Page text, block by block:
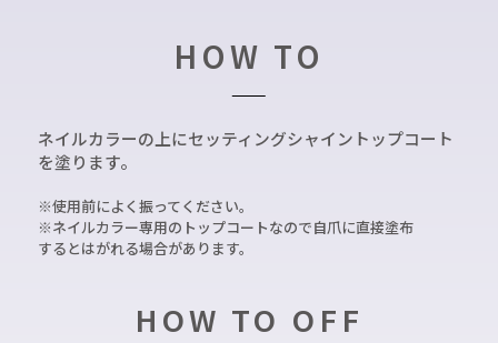
HOW TO
ネイルカラーの上にセッティングシャイントップコート
を塗ります。
※使用前によく振ってください。
※ネイルカラー専用のトップコートなので自爪に直接塗布
するとはがれる場合があります。
HOW TO OFF